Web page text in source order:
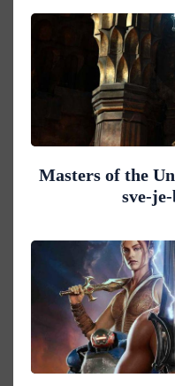
Masters of the
sve-